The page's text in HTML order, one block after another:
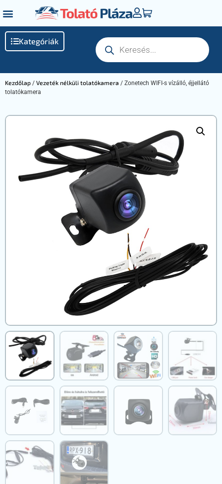
Kategóriák
Kezdőlap / Vezeték nélküli tolatókamera / Zonetech WIFI-s vízálló, éjjellátó
tolatókamera